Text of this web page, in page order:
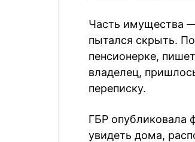
Часть имущества
пытался скрыть.
пенсионерке,
владелец,
переписку.
ГБР опубликовала
увидеть дома,